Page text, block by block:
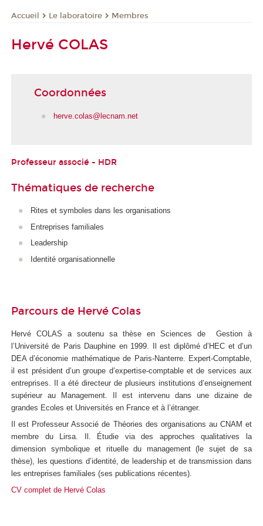
Accueil Le laboratoire Membres
Hervé COLAS
Coordonnées
herve.colas@lecnam.net
Professeur associé - HDR
Thématiques de recherche
Rites et symboles dans les organisations
Entreprises familiales
Leadership
Identité organisationnelle
Parcours de Hervé Colas
Hervé COLAS a soutenu sa thèse en Sciences de Gestion à
l’Université de Paris Dauphine en 1999. Il est diplômé d’HEC et d’un
DEA d’économie mathématique de Paris-Nanterre. Expert-Comptable,
il est président d’un groupe d’expertise-comptable et de services aux
entreprises. Il a été directeur de plusieurs institutions d’enseignement
supérieur au Management. Il est intervenu dans une dizaine de
grandes Ecoles et Universités en France et à l’étranger.
Il est Professeur Associé de Théories des organisations au CNAM et
membre du Lirsa. Il. Étudie via des approches qualitatives la
dimension symbolique et rituelle du management (le sujet de sa
thèse), les questions d’identité, de leadership et de transmission dans
les entreprises familiales (ses publications récentes).
CV complet de Hervé Colas